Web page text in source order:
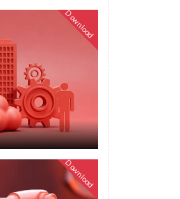
Download
Download